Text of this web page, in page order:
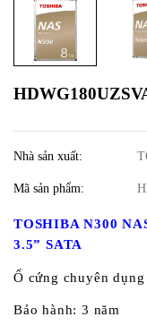
Nhà sản xuất:
Mã sản phẩm:
TOSHIBA N300
3.5” SATA
Ổ cứng chuyên
Bảo hành: 3 năm